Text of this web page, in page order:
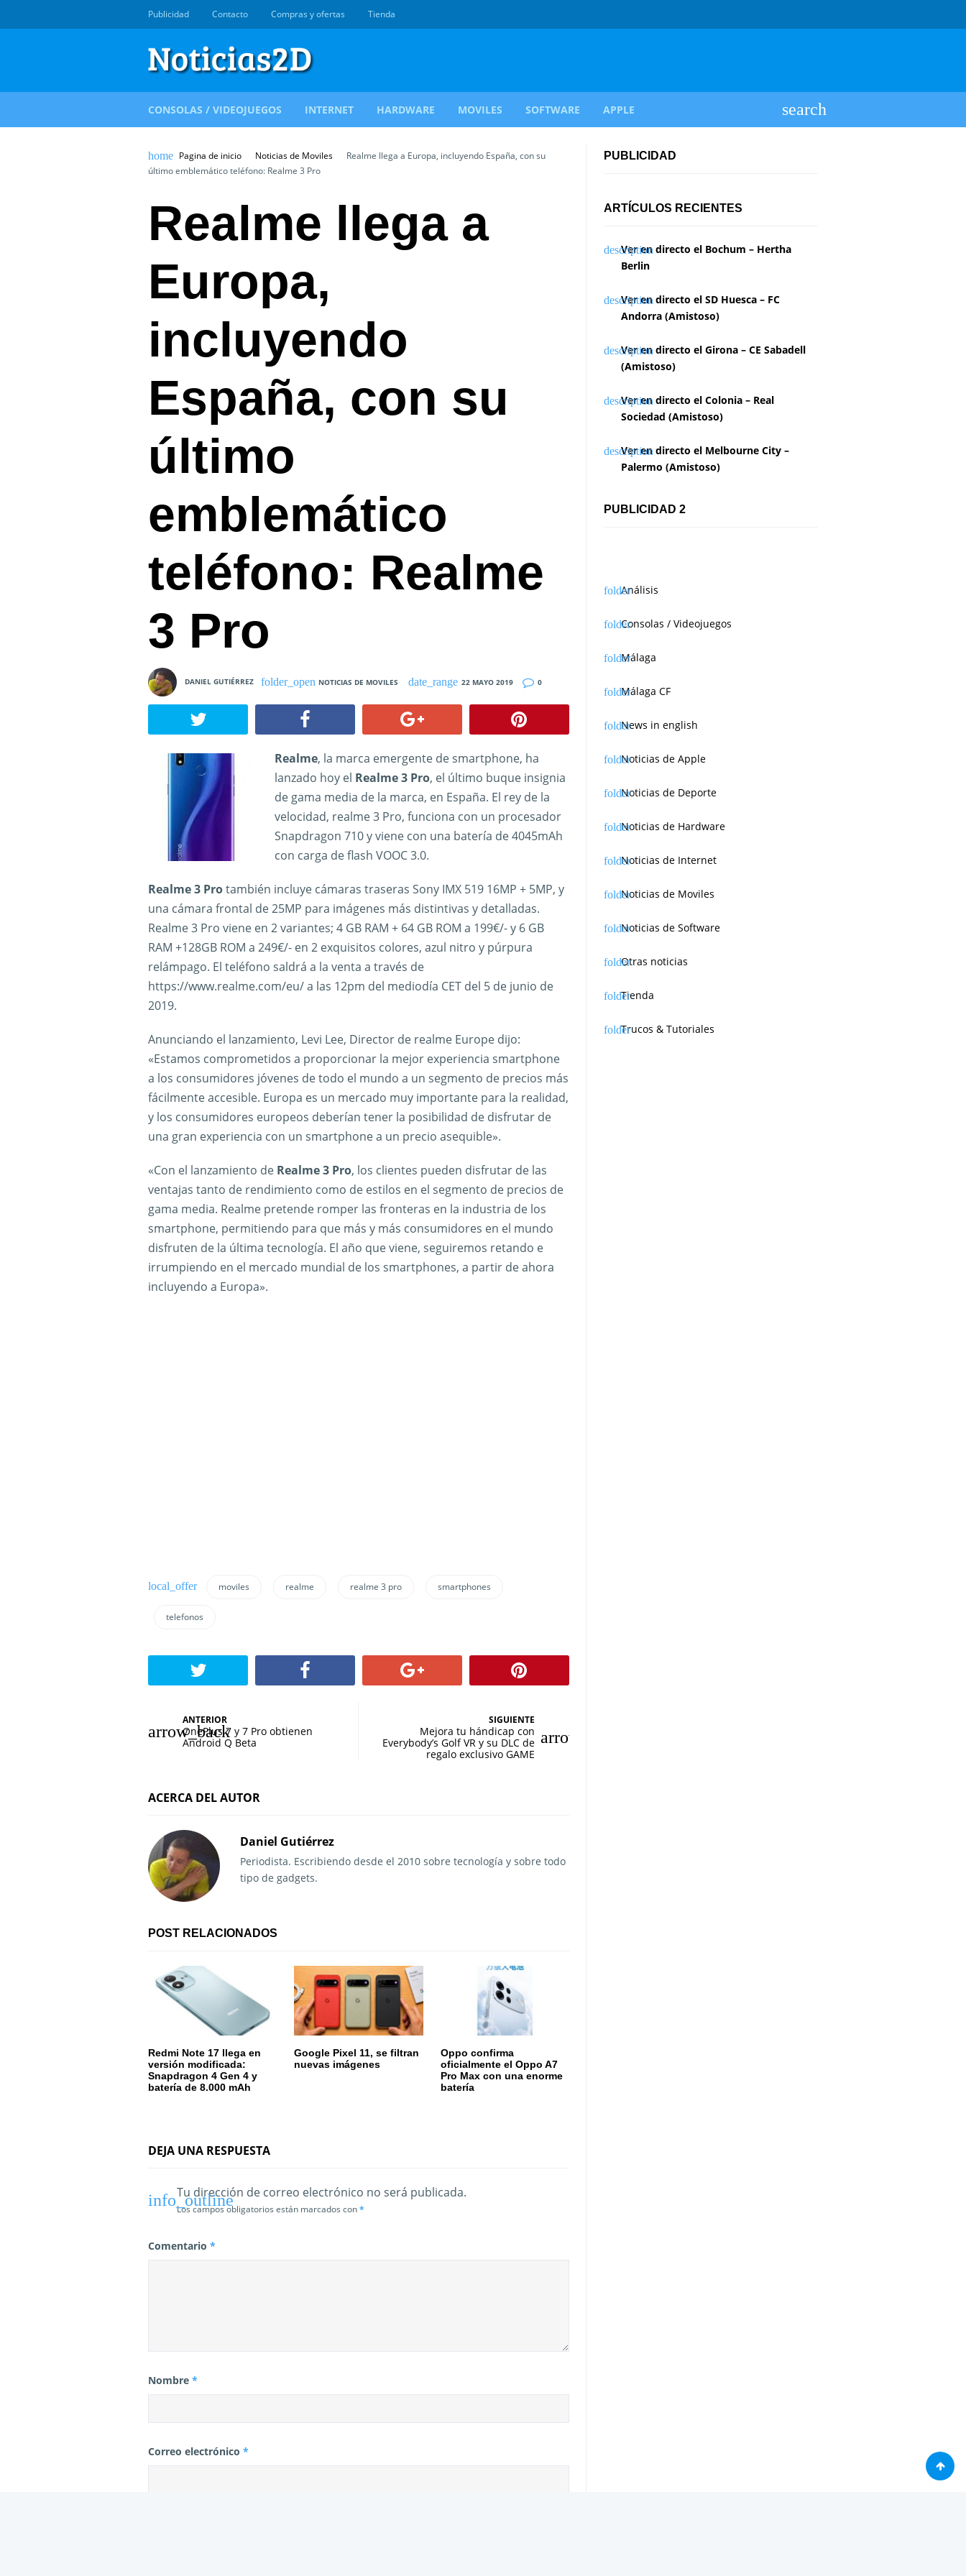
Publicidad Contacto Compras y ofertas Tienda
CONSOLAS / VIDEOJUEGOS INTERNET HARDWARE MOVILES SOFTWARE APPLE
Pagina de inicio Noticias de Moviles
Realme llega a Europa, incluyendo España, con su
último emblemático teléfono: Realme 3 Pro
Realme llega a
Europa,
incluyendo
España, con su
último
emblemático
teléfono: Realme
3 Pro
DANIEL GUTIÉRREZ NOTICIAS DE MOVILES 22 MAYO 2019 0
Realme, la marca emergente de smartphone, ha
lanzado hoy el Realme 3 Pro, el último buque insignia
de gama media de la marca, en España. El rey de la
velocidad, realme 3 Pro, funciona con un procesador
Snapdragon 710 y viene con una batería de 4045mAh
con carga de flash VOOC 3.0.
Realme 3 Protambién incluye cámaras traseras Sony IMX 519 16MP + 5MP, y
una cámara frontal de 25MP para imágenes más distintivas y detalladas.
Realme 3 Pro viene en 2 variantes; 4 GB RAM + 64 GB ROM a 199€/- y 6 GB
RAM +128GB ROM a 249€/- en 2 exquisitos colores, azul nitro y púrpura
relámpago. El teléfono saldrá a la venta a través de
https://www.realme.com/eu/ a las 12pm del mediodía CET del 5 de junio de
2019.
Anunciando el lanzamiento, Levi Lee, Director de realme Europe dijo:
«Estamos comprometidos a proporcionar la mejor experiencia smartphone
a los consumidores jóvenes de todo el mundo a un segmento de precios más
fácilmente accesible. Europa es un mercado muy importante para la realidad,
y los consumidores europeos deberían tener la posibilidad de disfrutar de
una gran experiencia con un smartphone a un precio asequible».
«Con el lanzamiento de Realme 3 Pro, los clientes pueden disfrutar de las
ventajas tanto de rendimiento como de estilos en el segmento de precios de
gama media. Realme pretende romper las fronteras en la industria de los
smartphone, permitiendo para que más y más consumidores en el mundo
disfruten de la última tecnología. El año que viene, seguiremos retando e
irrumpiendo en el mercado mundial de los smartphones, a partir de ahora
incluyendo a Europa».
moviles realme realme 3 pro smartphones
telefonos
a
e
a
c
ó
d
e
n
t
a
a
ANTERIOR
OnePlus 7 y 7 Pro obtienen
Android Q Beta
SIGUIENTE
Mejora tu hándicap con
Everybody’s Golf VR y su DLC de
regalo exclusivo GAME
ACERCA DEL AUTOR
Daniel Gutiérrez
Periodista. Escribiendo desde el 2010 sobre tecnología y sobre todo
tipo de gadgets.
POST RELACIONADOS
Redmi Note 17 llega en
versión modificada:
Snapdragon 4 Gen 4 y
batería de 8.000 mAh
Google Pixel 11, se filtran
nuevas imágenes
Oppo confirma
oficialmente el Oppo A7
Pro Max con una enorme
batería
DEJA UNA RESPUESTA
Tu dirección de correo electrónico no será publicada.
Los campos obligatorios están marcados con*
Comentario *
Nombre *
Correo electrónico *
PUBLICIDAD
ARTÍCULOS RECIENTES
Ver en directo el Bochum – Hertha
Berlin
Ver en directo el SD Huesca – FC
Andorra (Amistoso)
Ver en directo el Girona – CE Sabadell
(Amistoso)
Ver en directo el Colonia – Real
Sociedad (Amistoso)
Ver en directo el Melbourne City –
Palermo (Amistoso)
PUBLICIDAD 2
Análisis
Consolas / Videojuegos
Málaga
Málaga CF
News in english
Noticias de Apple
Noticias de Deporte
Noticias de Hardware
Noticias de Internet
Noticias de Moviles
Noticias de Software
Otras noticias
Tienda
Trucos & Tutoriales